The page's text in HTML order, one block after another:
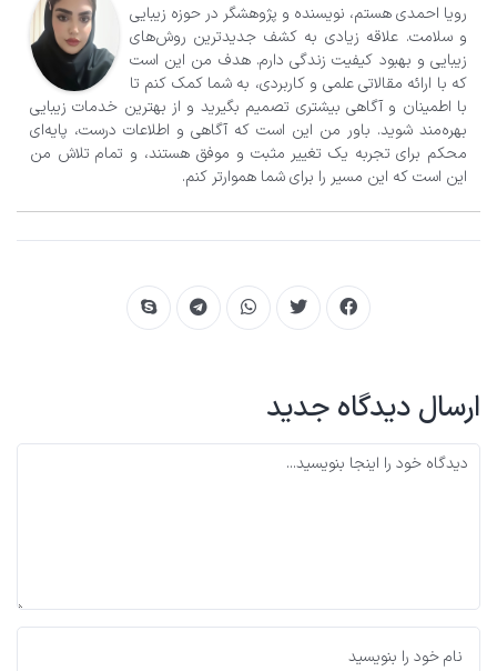
رویا احمدی هستم، نویسنده و پژوهشگر در حوزه زیبایی
و سلامت. علاقه زیادی به کشف جدیدترین روش‌های
زیبایی و بهبود کیفیت زندگی دارم. هدف من این است
که با ارائه مقالاتی علمی و کاربردی، به شما کمک کنم تا
با اطمینان و آگاهی بیشتری تصمیم‌ بگیرید و از بهترین خدمات زیبایی
بهره‌مند شوید. باور من این است که آگاهی و اطلاعات درست، پایه‌ای
محکم برای تجربه یک تغییر مثبت و موفق هستند، و تمام تلاش من
این است که این مسیر را برای شما هموارتر کنم.
ارسال دیدگاه جدید